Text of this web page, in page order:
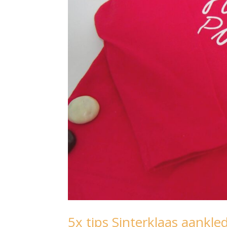
5x tips Sinterklaas